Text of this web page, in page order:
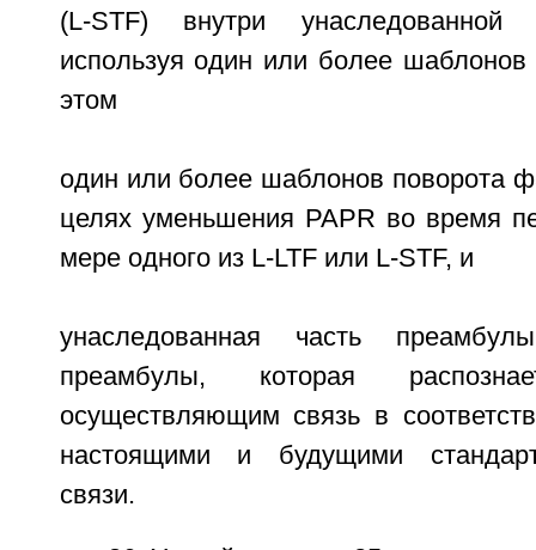
(L-STF) внутри унаследованной
используя один или более
этом
один или более шаблонов поворота
целях уменьшения PAPR во время
мере одного из L-LTF или L-STF, и
унаследованная часть
преамбулы, которая
осуществляющим связь в
настоящими и будущими
связи.